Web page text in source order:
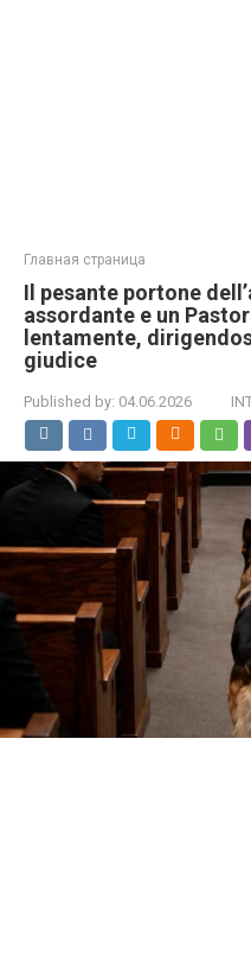
Главная страница
Il pesante portone
assordante e un
lentamente,
giudice
Published by: 04.06.2026